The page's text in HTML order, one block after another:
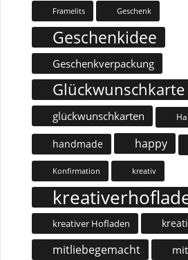
Framelits Geschenk
Geschenkidee
Geschenkverpackung
Glückwunschkarte
glückwunschkarten
handmade happy
Konfirmation kreativ
kreativer Hofladen
mitliebegemacht